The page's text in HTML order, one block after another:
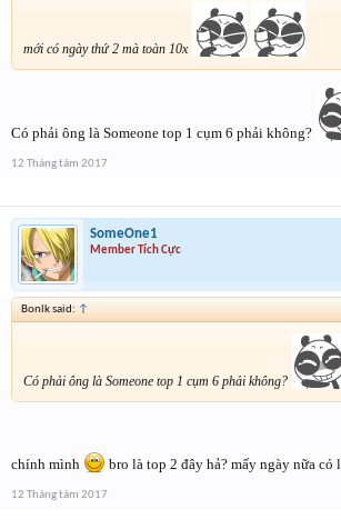
mới có ngày thứ 2 mà toàn 10x
Có phải ông là Someone top 1 cụm 6 phải không?
12 Tháng tám 2017
SomeOne1
Member Tích Cực
Bonlk said: ↑
Có phải ông là Someone top 1 cụm 6 phải không?
chính mình bro là top 2 đây hả? mấy ngày nữa có
12 Tháng tám 2017